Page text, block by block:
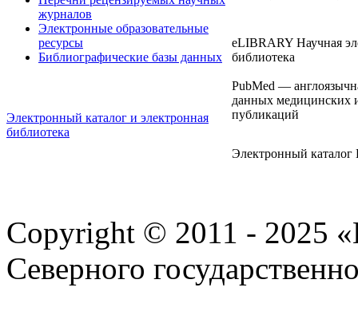
журналов
Электронные образовательные
ресурсы
Библиографические базы данных
Электронный каталог и электронная
библиотека
eLIBRARY Научная
библиотека
PubMed —
данных медицинских
публикаций
Электронный
Copyright © 2011 - 2025
Северного